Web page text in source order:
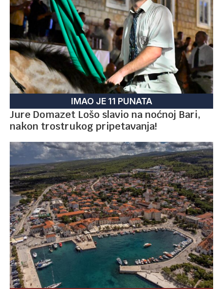
IMAO JE 11 PUNATA
Jure Domazet Lošo slavio na noćnoj Bari,
nakon trostrukog pripetavanja!